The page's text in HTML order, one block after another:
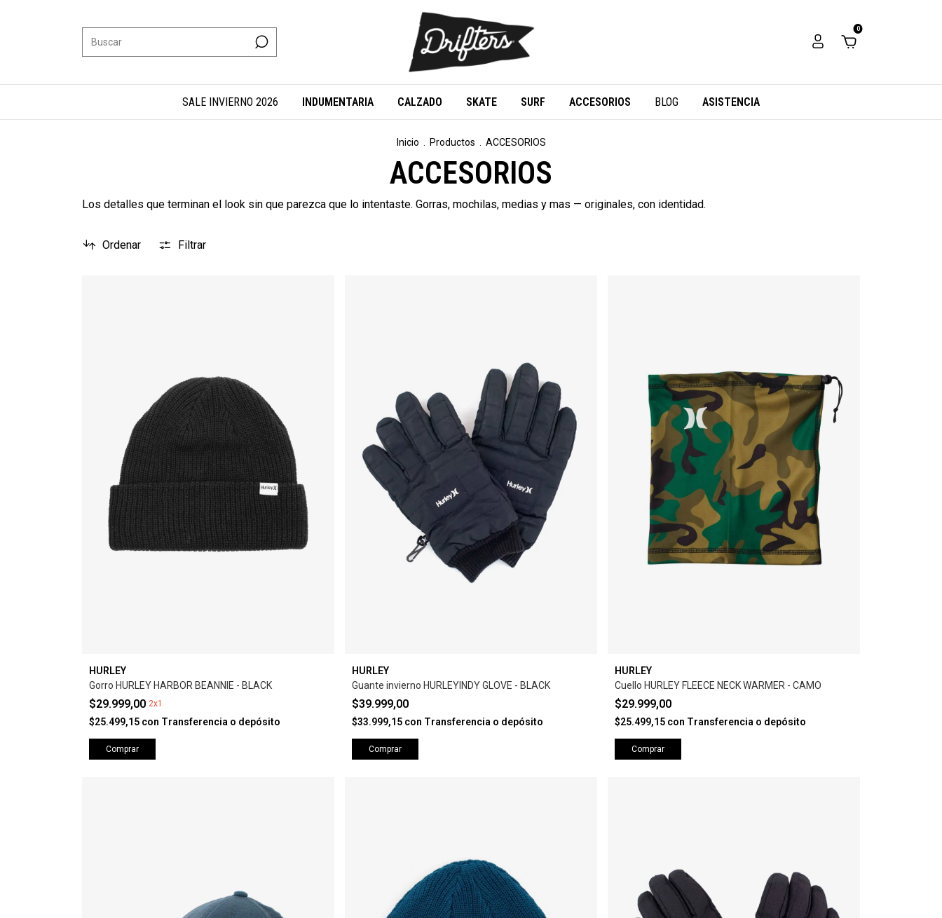
0
SALE INVIERNO 2026 INDUMENTARIA CALZADO SKATE SURF ACCESORIOS BLOG ASISTENCIA
Inicio Productos ACCESORIOS
ACCESORIOS
Los detalles que terminan el look sin que parezca que lo intentaste. Gorras, mochilas, medias y mas — originales, con identidad.
Ordenar Filtrar
HURLEY
Gorro HURLEY HARBOR BEANNIE - BLACK
$29.999,00 2x1
$25.499,15 con Transferencia o depósito
Comprar
HURLEY
Guante invierno HURLEYINDY GLOVE - BLACK
$39.999,00
$33.999,15 con Transferencia o depósito
Comprar
HURLEY
Cuello HURLEY FLEECE NECK WARMER - CAMO
$29.999,00
$25.499,15 con Transferencia o depósito
Comprar